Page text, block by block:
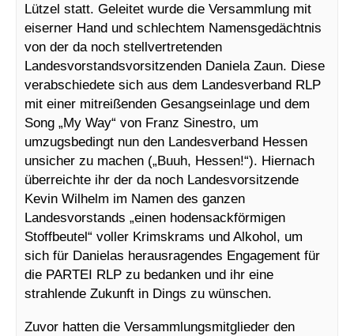
Lützel statt. Geleitet wurde die Versammlung mit
eiserner Hand und schlechtem Namensgedächtnis
von der da noch stellvertretenden
Landesvorstandsvorsitzenden Daniela Zaun. Diese
verabschiedete sich aus dem Landesverband RLP
mit einer mitreißenden Gesangseinlage und dem
Song „My Way“ von Franz Sinestro, um
umzugsbedingt nun den Landesverband Hessen
unsicher zu machen („Buuh, Hessen!“). Hiernach
überreichte ihr der da noch Landesvorsitzende
Kevin Wilhelm im Namen des ganzen
Landesvorstands „einen hodensackförmigen
Stoffbeutel“ voller Krimskrams und Alkohol, um
sich für Danielas herausragendes Engagement für
die PARTEI RLP zu bedanken und ihr eine
strahlende Zukunft in Dings zu wünschen.
Zuvor hatten die Versammlungsmitglieder den